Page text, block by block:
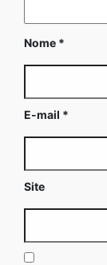
Nome *
E-mail *
Site